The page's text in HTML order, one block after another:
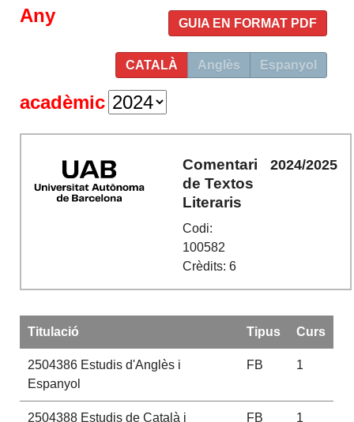
GUIA EN FORMAT PDF
CATALÀ Anglès Espanyol
Any
acadèmic
Comentari
de Textos
Literaris
Codi:
100582
Crèdits: 6
2024/2025
Titulació Tipus Curs
2504386Estudis d'Anglès i
Espanyol
FB 1
2504388Estudis de Català i
FB 1